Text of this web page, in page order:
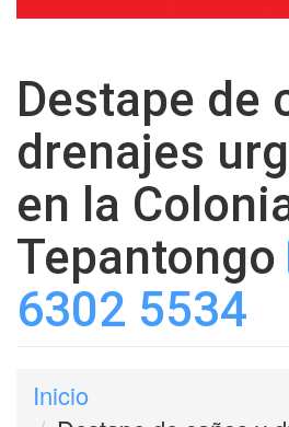
Destape de
drenajes
en la
Tepantongo
6302 5534
Inicio